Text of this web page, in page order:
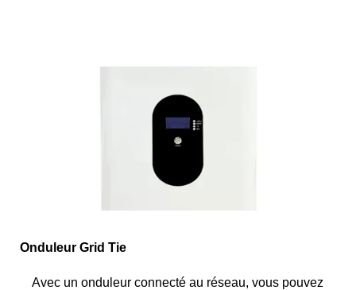
Onduleur Grid Tie
Avec un onduleur connecté au réseau, vous pouvez